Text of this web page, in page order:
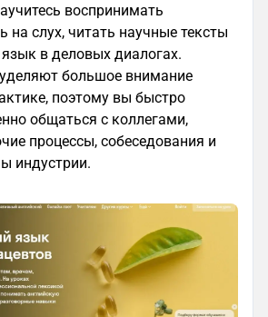
воспринимать
на слух, читать научные тексты
в деловых диалогах.
большое внимание
поэтому вы быстро
общаться с коллегами,
процессы, собеседования и
индустрии.